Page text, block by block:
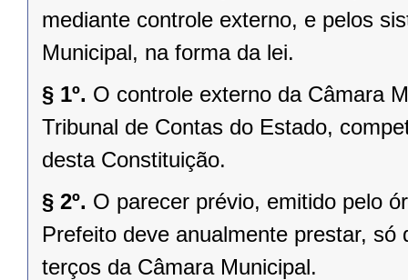
mediante controle externo, e pelos
Municipal, na forma da lei.
§ 1º. O controle externo da Câmara
Tribunal de Contas do Estado,
desta Constituição.
§ 2º. O parecer prévio, emitido pelo
Prefeito deve anualmente prestar,
terços da Câmara Municipal.